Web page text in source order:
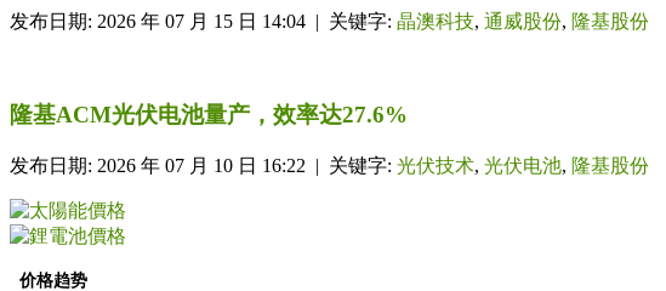
发布日期: 2026 年 07 月 15 日 14:04 | 关键字: 晶澳科技, 通威股份, 隆基股份
隆基ACM光伏电池量产，效率达27.6%
发布日期: 2026 年 07 月 10 日 16:22 | 关键字: 光伏技术, 光伏电池, 隆基股份
价格趋势